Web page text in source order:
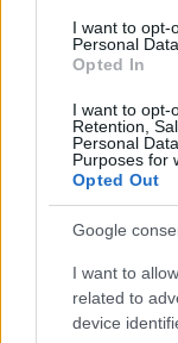
I want to opt-
Personal
Opted In
I want to opt-
Retention,
Personal
Purposes for
Opted Out
Google
I want to
related to
device
SANTA
domani…
DRAMMA A